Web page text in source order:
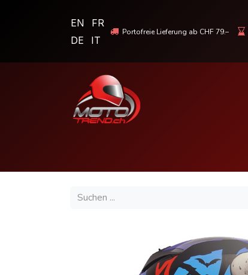
EN
FR
DE
IT
Portofreie Lieferung ab CHF 79.–